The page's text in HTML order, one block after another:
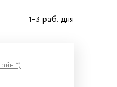
1-3 раб. дня
*)